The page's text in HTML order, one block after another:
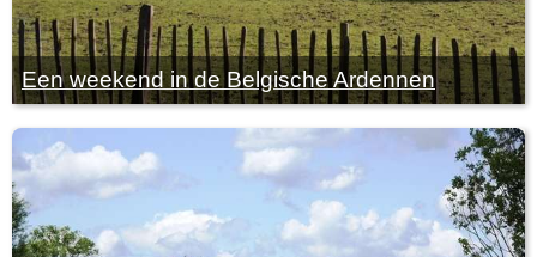
Een weekend in de Belgische Ardennen